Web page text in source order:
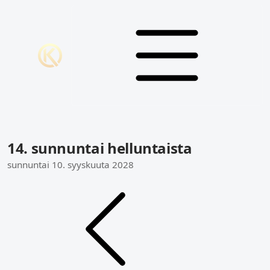
14. sunnuntai helluntaista
sunnuntai 10. syyskuuta 2028